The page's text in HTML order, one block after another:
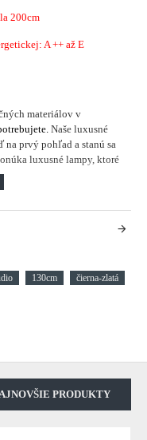
200cm
A ++ až E
materiálov v
Naše luxusné
prvý pohľad a stanú sa
luxusné lampy, ktoré
130cm
čierna-zlatá
PRODUKTY